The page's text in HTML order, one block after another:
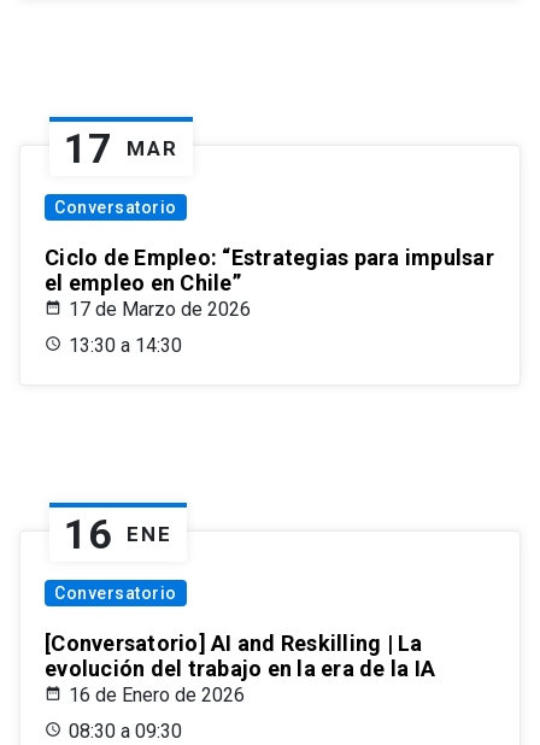
17 MAR
Conversatorio
Ciclo de Empleo: “Estrategias para impulsar
el empleo en Chile”
17 de Marzo de 2026
13:30 a 14:30
16 ENE
Conversatorio
[Conversatorio] AI and Reskilling | La
evolución del trabajo en la era de la IA
16 de Enero de 2026
08:30 a 09:30